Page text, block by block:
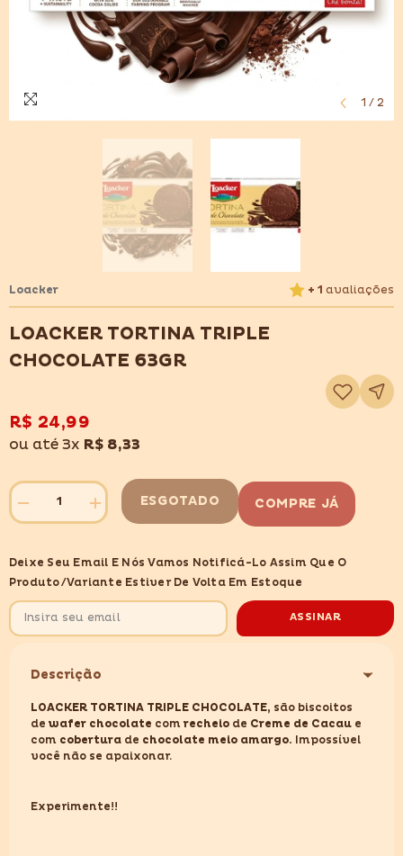
1 / 2
Loacker + 1 avaliações
LOACKER TORTINA TRIPLE
CHOCOLATE 63GR
Adicionar
à
lista
R$ 24,99
ou até 3x R$ 8,33
Diminuir
quantidade
TORTINA
TRIPLE
CHOCOLATE
63GR
Aumentar
quantidade
TORTINA
TRIPLE
CHOCOLATE
63GR
ESGOTADO COMPRE JÁ
Deixe Seu Email E Nós Vamos Notificá-Lo Assim Que O
Produto/variante Estiver De Volta Em Estoque
ASSINAR
Descrição
LOACKER TORTINA TRIPLE CHOCOLATE, são biscoitos
de wafer chocolate com recheio de Creme de Cacau e
com cobertura de chocolate meio amargo. Impossível
você não se apaixonar.
Experimente!!